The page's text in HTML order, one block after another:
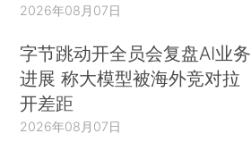
2026年08月07日
字节跳动开全员会复盘AI业务
进展 称大模型被海外竞对拉
开差距
2026年08月07日